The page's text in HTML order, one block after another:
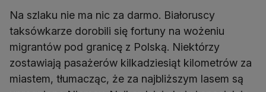
Na szlaku nie ma nic za darmo. Białoruscy
taksówkarze dorobili się fortuny na wożeniu
migrantów pod granicę z Polską. Niektórzy
zostawiają pasażerów kilkadziesiąt kilometrów za
miastem, tłumacząc, że za najbliższym lasem są